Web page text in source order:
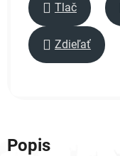
Tlač
Zdieľať
Popis